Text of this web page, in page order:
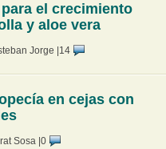
el crecimiento
y aloe vera
Jorge | 14
en cejas con
Sosa | 0